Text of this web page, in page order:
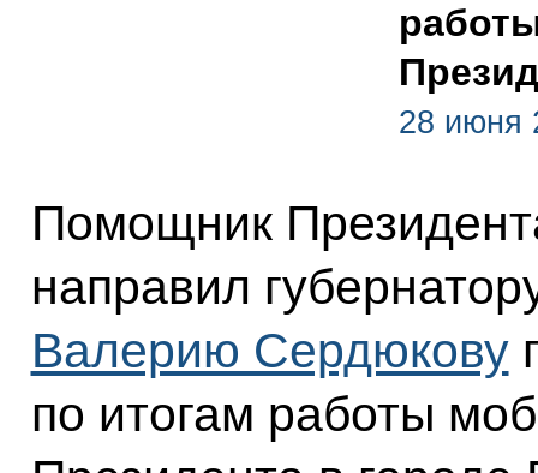
28 июня
Помощник
направил
Валерию Сердюкову
по итогам работы